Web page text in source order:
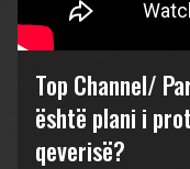
Top Channel/
është plani i
qeverisë?